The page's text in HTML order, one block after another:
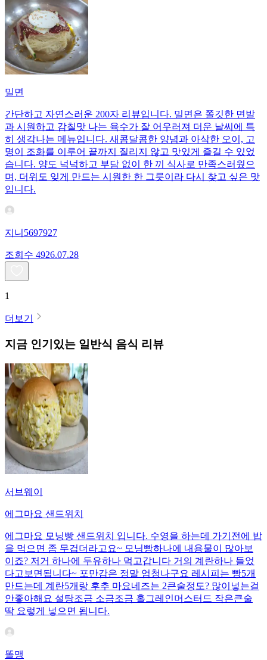
밀면
간단하고 자연스러운 200자 리뷰입니다. 밀면은 쫄깃한 면발
과 시원하고 감칠맛 나는 육수가 잘 어우러져 더운 날씨에 특
히 생각나는 메뉴입니다. 새콤달콤한 양념과 아삭한 오이, 고
명이 조화를 이루어 끝까지 질리지 않고 맛있게 즐길 수 있었
습니다. 양도 넉넉하고 부담 없이 한 끼 식사로 만족스러웠으
며, 더위도 잊게 만드는 시원한 한 그릇이라 다시 찾고 싶은 맛
입니다.
지니5697927
조회수 4926.07.28
1
더보기
지금 인기있는 일반식 음식 리뷰
서브웨이
에그마요 샌드위치
에그마요 모닝빵 샌드위치 입니다. 수영을 하는데 가기전에 밥
을 먹으면 좀 무겁더라고요~ 모닝빵하나에 내용물이 많아보
이죠? 저거 하나에 두유하나 먹고갑니다 거의 계란하나 들었
다고보면됩니다~ 포만감은 정말 엄청나구요 레시피는 빵5개
만드는데 계란5개랑 후추 마요네즈는 2큰술정도? 많이넣는걸
안좋아해요 설탕조금 소금조금 홀그레인머스터드 작은큰술
딱 요렇게 넣으면 됩니다.
똘맹